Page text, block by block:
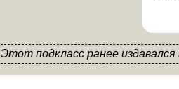
Этот подкласс ранее издавался